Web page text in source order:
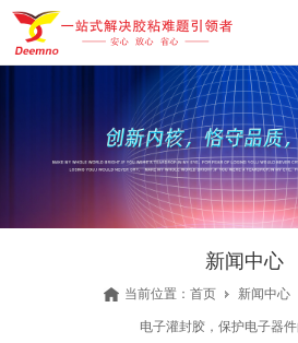
新闻中心
当前位置： 首页 新闻中心
电子灌封胶，保护电子器